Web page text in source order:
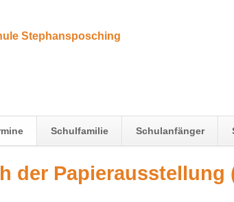
Schulfamilie Schulanfänger
der Papierausstellung